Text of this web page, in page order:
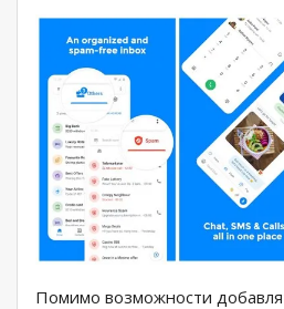
Помимо возможности